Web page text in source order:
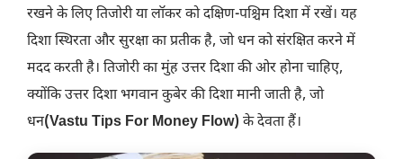
रखने के लिए तिजोरी या लॉकर को दक्षिण-पश्चिम दिशा में रखें। यह
दिशा स्थिरता और सुरक्षा का प्रतीक है, जो धन को संरक्षित करने में
मदद करती है। तिजोरी का मुंह उत्तर दिशा की ओर होना चाहिए,
क्योंकि उत्तर दिशा भगवान कुबेर की दिशा मानी जाती है, जो
धन(Vastu Tips For Money Flow) के देवता हैं।